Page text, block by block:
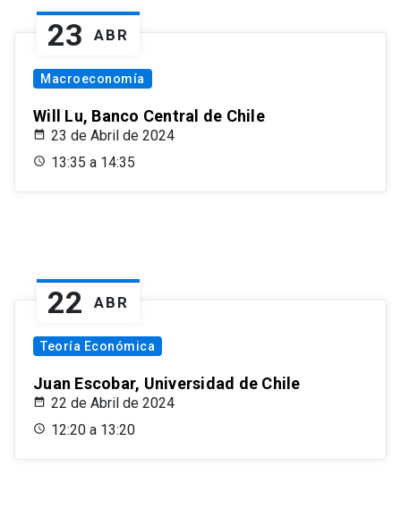
23 ABR
Macroeconomía
Will Lu, Banco Central de Chile
23 de Abril de 2024
13:35 a 14:35
22 ABR
Teoría Económica
Juan Escobar, Universidad de Chile
22 de Abril de 2024
12:20 a 13:20